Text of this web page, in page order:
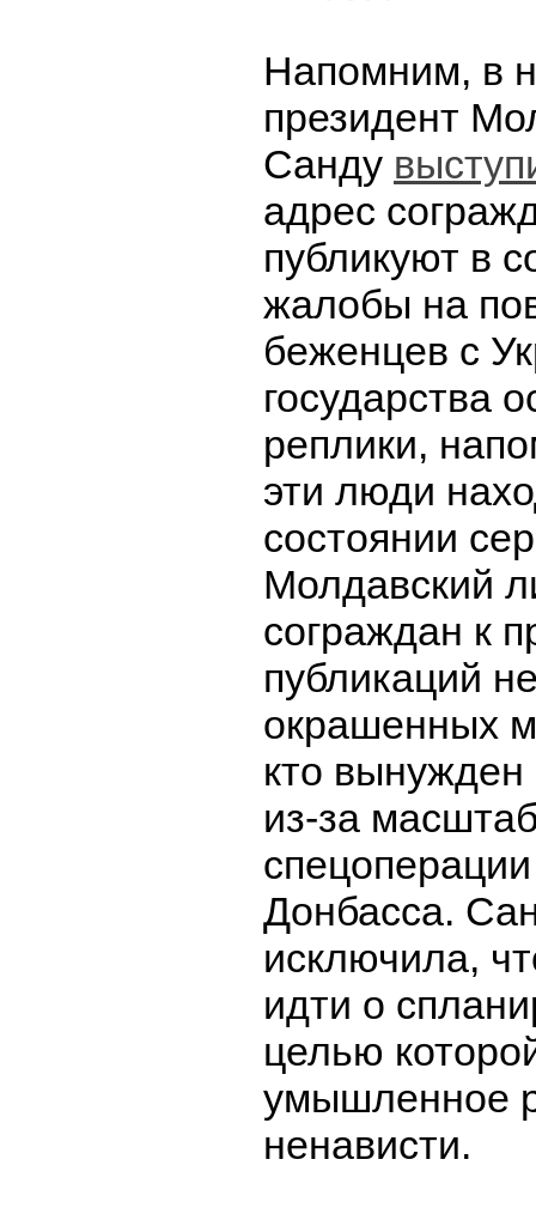
Напомним, в
президент
Санду
адрес
публикуют в
жалобы на
беженцев с
государства
реплики,
эти люди
состоянии
Молдавский
сограждан к
публикаций
окрашенных
кто вынужден
из-за
Донбасса.
исключила,
идти о
целью
умышленное
ненависти.